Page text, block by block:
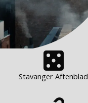
Stavanger Aftenblad